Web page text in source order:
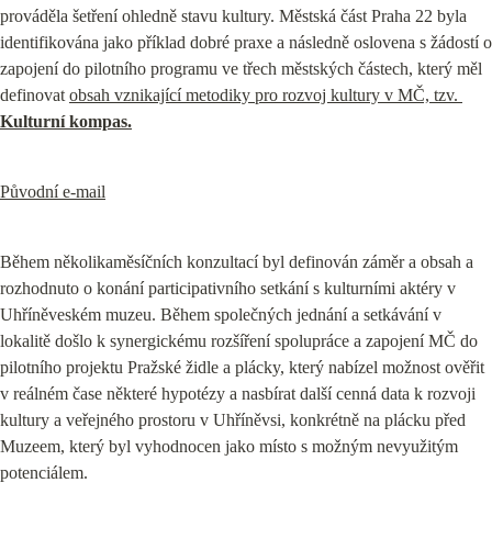
prováděla šetření ohledně stavu kultury. Městská část Praha 22 byla
identifikována jako příklad dobré praxe a následně oslovena s žádostí o
zapojení do pilotního programu ve třech městských částech, který měl
definovat
Kulturní kompas.
Původní e-mail
Během několikaměsíčních konzultací byl definován záměr a obsah a
rozhodnuto o konání participativního setkání s kulturními aktéry v
Uhříněveském muzeu. Během společných jednání a setkávání v
lokalitě došlo k synergickému rozšíření spolupráce a zapojení MČ do
pilotního projektu Pražské židle a plácky, který nabízel možnost ověřit
v reálném čase některé hypotézy a nasbírat další cenná data k rozvoji
kultury a veřejného prostoru v Uhříněvsi, konkrétně na plácku před
Muzeem, který byl vyhodnocen jako místo s možným nevyužitým
potenciálem.